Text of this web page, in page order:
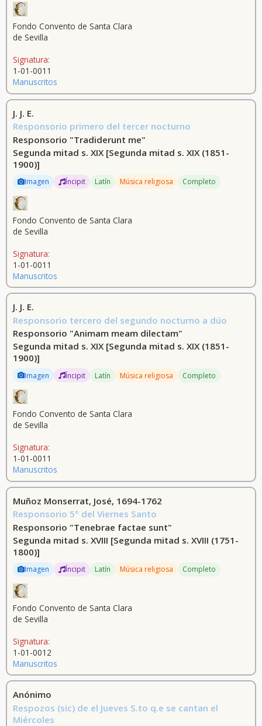
Fondo Convento de Santa Clara
de Sevilla
Signatura:
1-01-0011
Manuscritos
J. J. E.
Responsorio primero del tercer nocturno
Responsorio "Tradiderunt me"
Segunda mitad s. XIX [Segunda mitad s. XIX (1851-
1900)]
Imagen Íncipit Latín Música religiosa Completo
Fondo Convento de Santa Clara
de Sevilla
Signatura:
1-01-0011
Manuscritos
J. J. E.
Responsorio tercero del segundo nocturno a dúo
Responsorio "Animam meam dilectam"
Segunda mitad s. XIX [Segunda mitad s. XIX (1851-
1900)]
Imagen Íncipit Latín Música religiosa Completo
Fondo Convento de Santa Clara
de Sevilla
Signatura:
1-01-0011
Manuscritos
Muñoz Monserrat, José, 1694-1762
Responsorio 5º del Viernes Santo
Responsorio "Tenebrae factae sunt"
Segunda mitad s. XVIII [Segunda mitad s. XVIII (1751-
1800)]
Imagen Íncipit Latín Música religiosa Completo
Fondo Convento de Santa Clara
de Sevilla
Signatura:
1-01-0012
Manuscritos
Anónimo
Respozos (sic) de el Jueves S.to q.e se cantan el
Miércoles